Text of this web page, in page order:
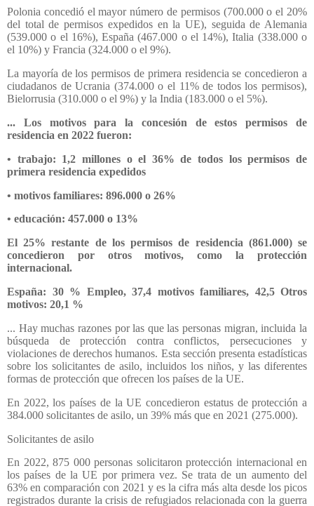
Polonia concedió el mayor número de permisos (700.000 o el 20%
del total de permisos expedidos en la UE), seguida de Alemania
(539.000 o el 16%), España (467.000 o el 14%), Italia (338.000 o
el 10%) y Francia (324.000 o el 9%).
La mayoría de los permisos de primera residencia se concedieron a
ciudadanos de Ucrania (374.000 o el 11% de todos los permisos),
Bielorrusia (310.000 o el 9%) y la India (183.000 o el 5%).
... Los motivos para la concesión de estos permisos de
residencia en 2022 fueron:
• trabajo: 1,2 millones o el 36% de todos los permisos de
primera residencia expedidos
• motivos familiares: 896.000 o 26%
• educación: 457.000 o 13%
El 25% restante de los permisos de residencia (861.000) se
concedieron por otros motivos, como la protección
internacional.
España: 30 % Empleo, 37,4 motivos familiares, 42,5 Otros
motivos: 20,1 %
... Hay muchas razones por las que las personas migran, incluida la
búsqueda de protección contra conflictos, persecuciones y
violaciones de derechos humanos. Esta sección presenta estadísticas
sobre los solicitantes de asilo, incluidos los niños, y las diferentes
formas de protección que ofrecen los países de la UE.
En 2022, los países de la UE concedieron estatus de protección a
384.000 solicitantes de asilo, un 39% más que en 2021 (275.000).
Solicitantes de asilo
En 2022, 875 000 personas solicitaron protección internacional en
los países de la UE por primera vez. Se trata de un aumento del
63% en comparación con 2021 y es la cifra más alta desde los picos
registrados durante la crisis de refugiados relacionada con la guerra